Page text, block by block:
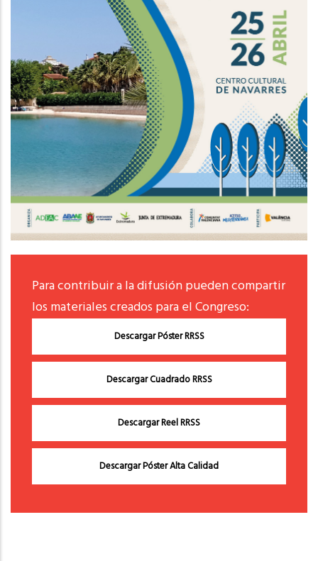
Para contribuir a la difusión pueden compartir
los materiales creados para el Congreso:
Descargar Póster RRSS
Descargar Cuadrado RRSS
Descargar Reel RRSS
Descargar Póster Alta Calidad